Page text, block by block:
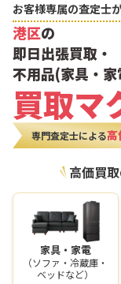
お客様専属の査定士
港区の
即日出張買取・
不用品(家具・
買取マ
専門査定士による高
高価買
家具・家電
（ソファ・冷蔵庫・
ベッドなど）